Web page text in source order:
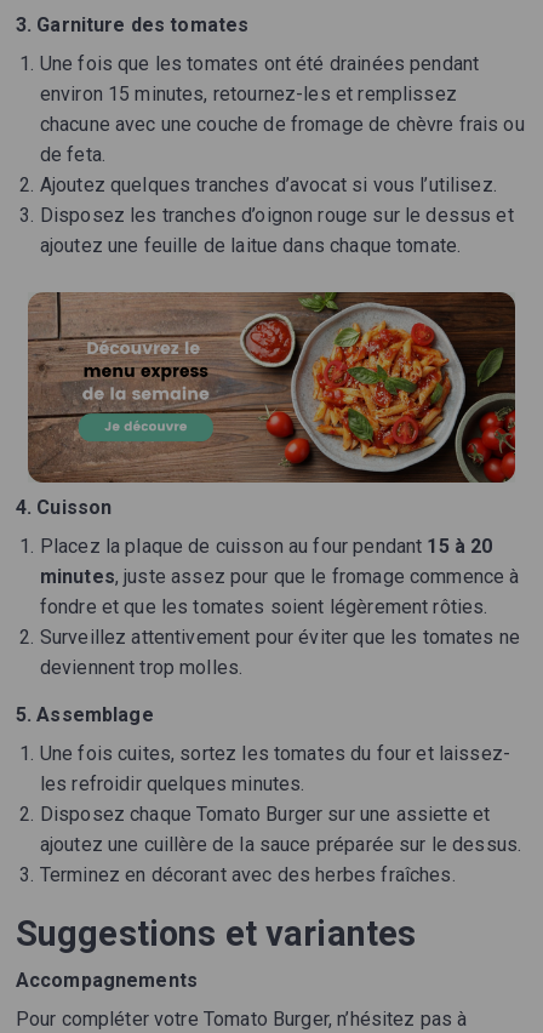
3. Garniture des tomates
Une fois que les tomates ont été drainées pendant
environ 15 minutes, retournez-les et remplissez
chacune avec une couche de fromage de chèvre frais ou
de feta.
Ajoutez quelques tranches d’avocat si vous l’utilisez.
Disposez les tranches d’oignon rouge sur le dessus et
ajoutez une feuille de laitue dans chaque tomate.
4. Cuisson
Placez la plaque de cuisson au four pendant 15 à 20
minutes, juste assez pour que le fromage commence à
fondre et que les tomates soient légèrement rôties.
Surveillez attentivement pour éviter que les tomates ne
deviennent trop molles.
5. Assemblage
Une fois cuites, sortez les tomates du four et laissez-
les refroidir quelques minutes.
Disposez chaque Tomato Burger sur une assiette et
ajoutez une cuillère de la sauce préparée sur le dessus.
Terminez en décorant avec des herbes fraîches.
Suggestions et variantes
Accompagnements
Pour compléter votre Tomato Burger, n’hésitez pas à